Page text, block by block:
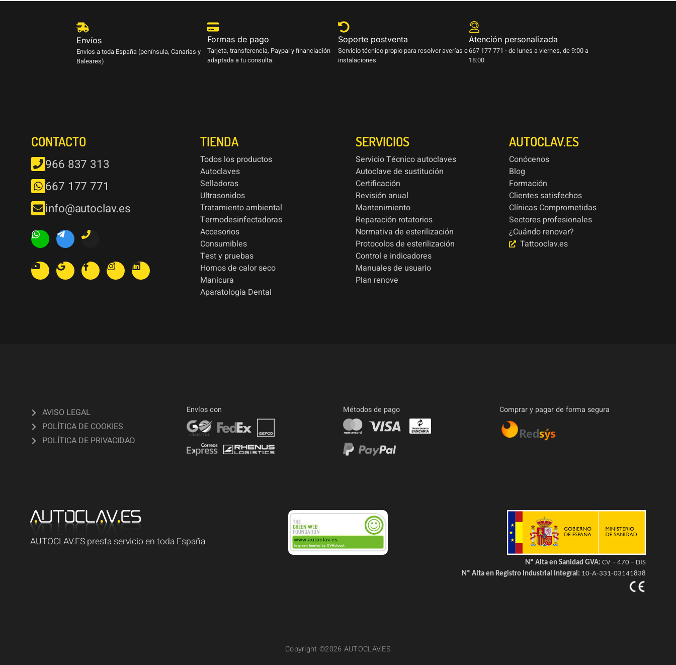
Envíos
Envíos a toda España (península, Canarias y
Baleares)
Formas de pago
Tarjeta, transferencia, Paypal y financiación
adaptada a tu consulta.
Soporte postventa
Servicio técnico propio para resolver averías e
instalaciones.
Atención personalizada
667 177 771 - de lunes a viernes, de 9:00 a
18:00
CONTACTO
966 837 313
667 177 771
info@autoclav.es
TIENDA
Todos los productos
Autoclaves
Selladoras
Ultrasonidos
Tratamiento ambiental
Termodesinfectadoras
Accesorios
Consumibles
Test y pruebas
Hornos de calor seco
Manicura
Aparatología Dental
SERVICIOS
Servicio Técnico autoclaves
Autoclave de sustitución
Certificación
Revisión anual
Mantenimiento
Reparación rotatorios
Normativa de esterilización
Protocolos de esterilización
Control e indicadores
Manuales de usuario
Plan renove
AUTOCLAV.ES
Conócenos
Blog
Formación
Clientes satisfechos
Clínicas Comprometidas
Sectores profesionales
¿Cuándo renovar?
Tattooclav.es
AVISO LEGAL
POLÍTICA DE COOKIES
POLÍTICA DE PRIVACIDAD
Envíos con Métodos de pago Comprar y pagar de forma segura
AUTOCLAV.ES presta servicio en toda España
Nº Alta en Sanidad GVA: CV – 470 – DIS
Nº Alta en Registro Industrial Integral: 10-A-331-03141838
Copyright ©2026 AUTOCLAV.ES